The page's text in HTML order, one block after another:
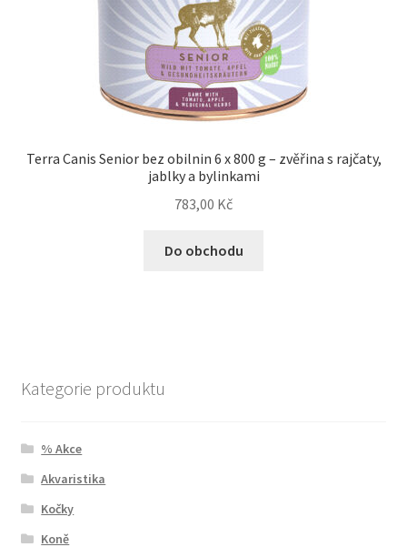
Terra Canis Senior bez obilnin 6 x 800 g – zvěřina s rajčaty,
jablky a bylinkami
783,00 Kč
Do obchodu
Kategorie produktu
% Akce
Akvaristika
Kočky
Koně